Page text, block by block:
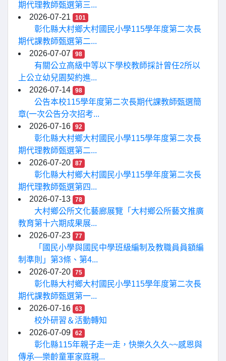
期代理教師甄選第三...
2026-07-21
101
彰化縣大村鄉大村國民小學115學年度第二次長
期代課教師甄選第二...
2026-07-07
98
有關公立高級中等以下學校教師採計曾任2所以
上公立幼兒園契約進...
2026-07-14
98
公告本校115學年度第二次長期代課教師甄選簡
章(一次公告分次招考...
2026-07-16
92
彰化縣大村鄉大村國民小學115學年度第二次長
期代理教師甄選第二...
2026-07-20
87
彰化縣大村鄉大村國民小學115學年度第二次長
期代理教師甄選第四...
2026-07-13
78
大村鄉公所文化藝廊展覽「大村鄉公所藝文推廣
教育第十六期成果展...
2026-07-23
77
「國民小學與國民中學班級編制及教職員員額編
制準則」第3條、第4...
2026-07-20
75
彰化縣大村鄉大村國民小學115學年度第二次長
期代課教師甄選第一...
2026-07-16
63
校外研習＆活動轉知
2026-07-09
62
彰化縣115年親子走一走，快樂久久久~~感恩與
傳承—樂齡童軍家庭親...